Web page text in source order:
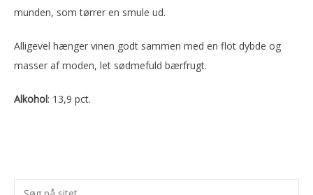
munden, som tørrer en smule ud.
Alligevel hænger vinen godt sammen med en flot dybde og
masser af moden, let sødmefuld bærfrugt.
Alkohol: 13,9 pct.
Primær
Søg